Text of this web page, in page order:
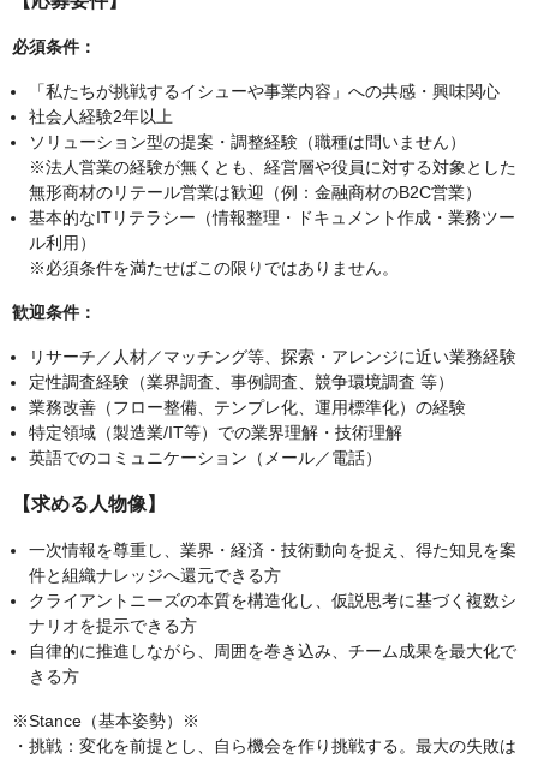
必須条件：
「私たちが挑戦するイシューや事業内容」への共感・興味関心
社会人経験2年以上
ソリューション型の提案・調整経験（職種は問いません）
※法人営業の経験が無くとも、経営層や役員に対する対象とした
無形商材のリテール営業は歓迎（例：金融商材のB2C営業）
基本的なITリテラシー（情報整理・ドキュメント作成・業務ツー
ル利用）
※必須条件を満たせばこの限りではありません。
歓迎条件：
リサーチ／人材／マッチング等、探索・アレンジに近い業務経験
定性調査経験（業界調査、事例調査、競争環境調査 等）
業務改善（フロー整備、テンプレ化、運用標準化）の経験
特定領域（製造業/IT等）での業界理解・技術理解
英語でのコミュニケーション（メール／電話）
【求める人物像】
一次情報を尊重し、業界・経済・技術動向を捉え、得た知見を案
件と組織ナレッジへ還元できる方
クライアントニーズの本質を構造化し、仮説思考に基づく複数シ
ナリオを提示できる方
自律的に推進しながら、周囲を巻き込み、チーム成果を最大化で
きる方
※Stance（基本姿勢）※
・挑戦：変化を前提とし、自ら機会を作り挑戦する。最大の失敗は